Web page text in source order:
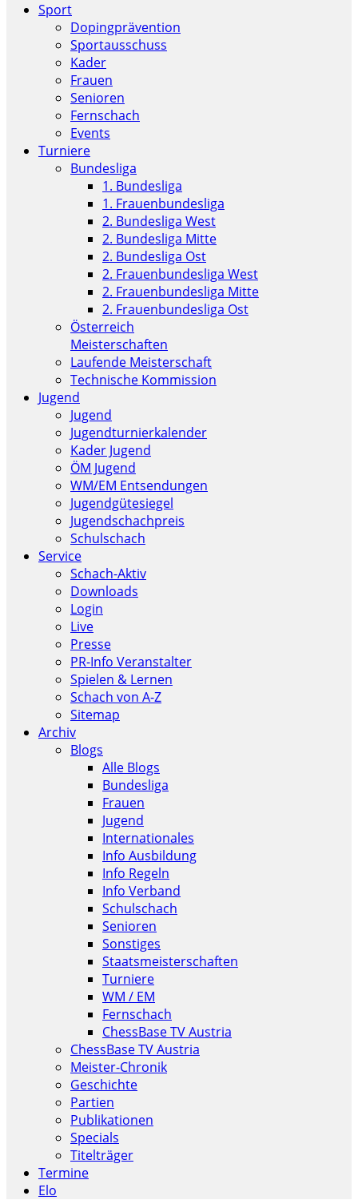
Sport
Dopingprävention
Sportausschuss
Kader
Frauen
Senioren
Fernschach
Events
Turniere
Bundesliga
1. Bundesliga
1. Frauenbundesliga
2. Bundesliga West
2. Bundesliga Mitte
2. Bundesliga Ost
2. Frauenbundesliga West
2. Frauenbundesliga Mitte
2. Frauenbundesliga Ost
Österreich
Meisterschaften
Laufende Meisterschaft
Technische Kommission
Jugend
Jugend
Jugendturnierkalender
Kader Jugend
ÖM Jugend
WM/EM Entsendungen
Jugendgütesiegel
Jugendschachpreis
Schulschach
Service
Schach-Aktiv
Downloads
Login
Live
Presse
PR-Info Veranstalter
Spielen & Lernen
Schach von A-Z
Sitemap
Archiv
Blogs
Alle Blogs
Bundesliga
Frauen
Jugend
Internationales
Info Ausbildung
Info Regeln
Info Verband
Schulschach
Senioren
Sonstiges
Staatsmeisterschaften
Turniere
WM / EM
Fernschach
ChessBase TV Austria
ChessBase TV Austria
Meister-Chronik
Geschichte
Partien
Publikationen
Specials
Titelträger
Termine
Elo